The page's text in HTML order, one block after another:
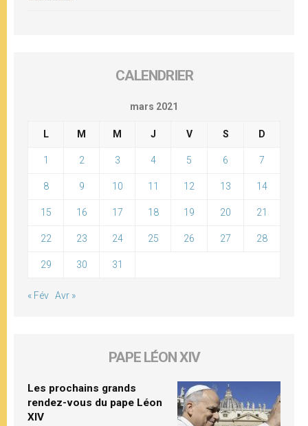
CALENDRIER
mars 2021
L M M J V S D
1 2 3 4 5 6 7
8 9 10 11 12 13 14
15 16 17 18 19 20 21
22 23 24 25 26 27 28
29 30 31
« Fév Avr »
PAPE LÉON XIV
Les prochains grands
rendez-vous du pape Léon
XIV